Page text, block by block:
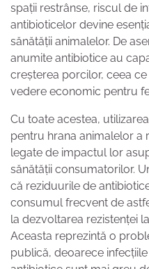
spații restrânse, riscul de
antibioticelor devine
sănătății animalelor. De
anumite antibiotice au
creșterea porcilor, ceea
vedere economic pentru
Cu toate acestea,
pentru hrana animalelor a
legate de impactul lor
sănătății consumatorilor.
că reziduurile de
consumul frecvent de
la dezvoltarea rezistenței
Aceasta reprezintă o
publică, deoarece